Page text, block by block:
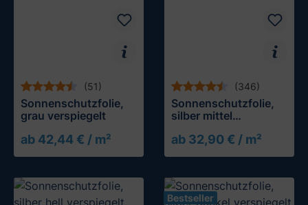
(51)
Sonnenschutzfolie,
grau verspiegelt
ab 42,44 € / m²
(346)
Sonnenschutzfolie,
silber mittel
ab 32,90 € / m²
Bestseller